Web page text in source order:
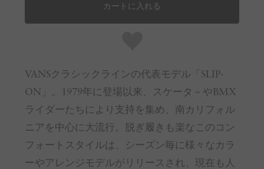
カートに入れる
VANSクラシックラインの代表モデル「SLIP-
ON」。1979年に登場以来、スケータ－やBMX
ライダーたちにより支持を集め、南カリフォル
ニアを中心に大流行。脱ぎ履きも楽なこのコン
フォートスタイルは、シーズン毎に様々なカラ
ーやアレンジモデルがリリースされ、現在も人